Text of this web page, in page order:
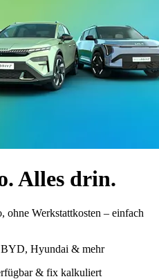
Alles drin.
ohne Werkstattkosten – einfach
Hyundai & mehr
& fix kalkuliert